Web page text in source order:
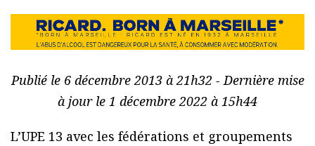
Publié le 6 décembre 2013 à 21h32 - Dernière mise
à jour le 1 décembre 2022 à 15h44
L’UPE 13 avec les fédérations et groupements